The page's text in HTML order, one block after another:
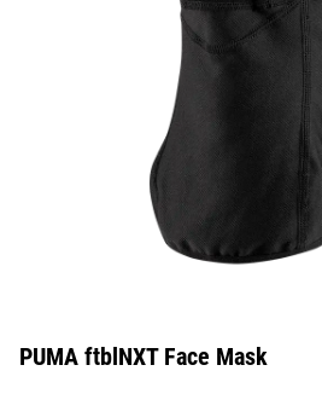
PUMA ftblNXT Face Mask